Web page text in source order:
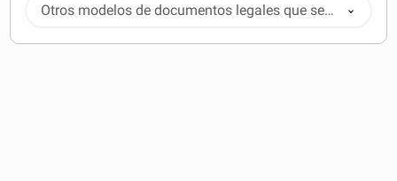
Otros modelos de documentos legales que se
pueden descargar